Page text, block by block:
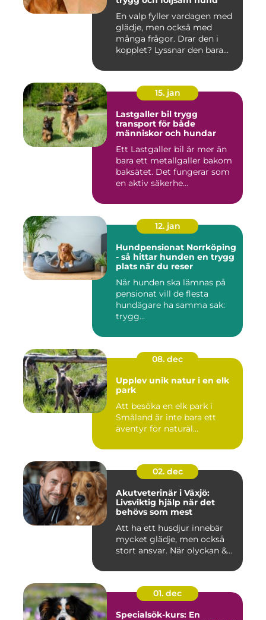
En valp fyller vardagen med
glädje, men också med
många frågor. Drar den i
kopplet? Lyssnar den bara...
15. jan
Lastgaller bil trygg
transport för både
människor och hundar
Ett Lastgaller bil är mer än
bara ett metallgaller bakom
baksätet. Det fungerar som
en aktiv säkerhe...
12. jan
Hundpensionat Norrköping
- så hittar hunden en trygg
plats när du reser
När hunden ska lämnas på
pensionat vill de flesta
hundägare ha samma sak:
trygg...
08. dec
Upplev unik natur i en elk
park
Att besöka en elk park i
Småland är inte bara ett
äventyr för naturäl...
02. dec
Akutveterinär i Växjö:
Livsviktig hjälp när det
behövs som mest
Att ha ett husdjur innebär
mycket glädje, men också
stort ansvar. När olyckan &...
01. dec
Specialsök-kurs: En